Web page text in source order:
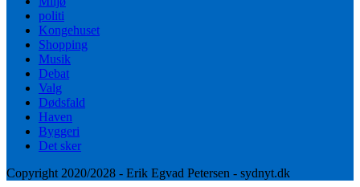
politi
Kongehuset
Shopping
Musik
Debat
Valg
Dødsfald
Haven
Byggeri
Det sker
Copyright 2020/2028 - Erik Egvad Petersen - sydnyt.dk